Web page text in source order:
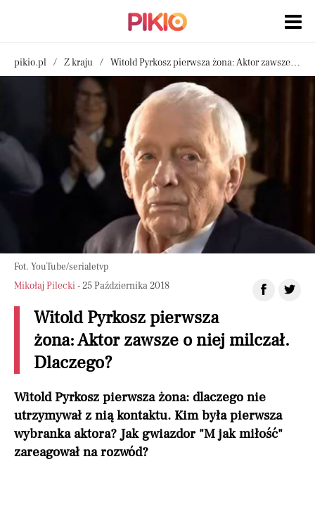
pikio.pl Z kraju Witold Pyrkosz pierwsza żona: Aktor zawsze o niej milczał. Dlaczego?
Fot. YouTube/serialetvp
Mikołaj Pilecki- 25 Października 2018
Witold Pyrkosz pierwsza
żona: Aktor zawsze o niej milczał.
Dlaczego?
Witold Pyrkosz pierwsza żona: dlaczego nie
utrzymywał z nią kontaktu. Kim była pierwsza
wybranka aktora? Jak gwiazdor "M jak miłość"
zareagował na rozwód?